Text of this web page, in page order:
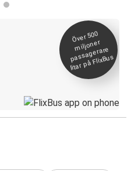
Över 500
miljoner
passagerare
litar på FlixBus